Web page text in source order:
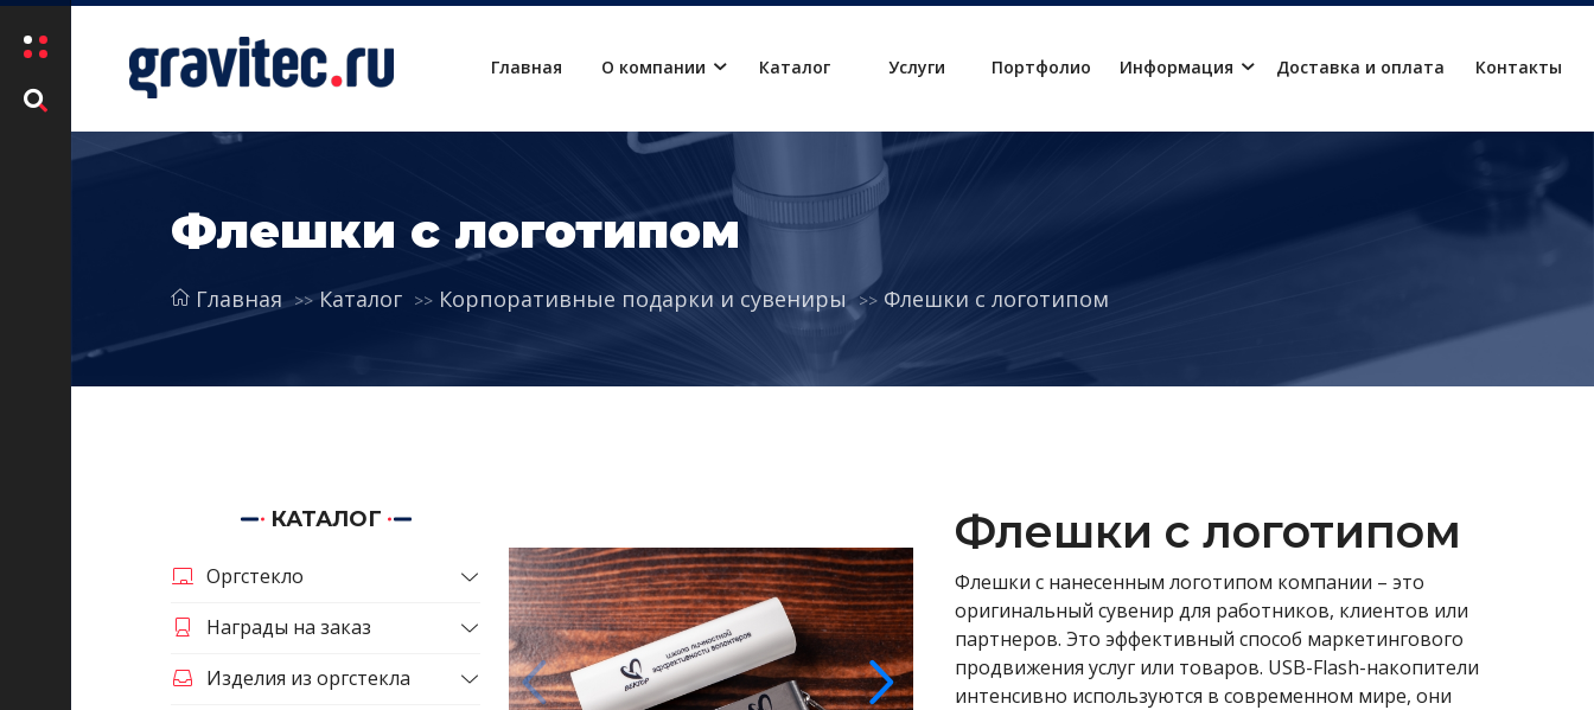
Главная О компании Каталог Услуги Портфолио Информация Доставка и оплата Контакты
Флешки с логотипом
Главная Каталог Корпоративные подарки и сувениры Флешки с логотипом
КАТАЛОГ
Оргстекло
Награды на заказ
Изделия из оргстекла
Флешки с логотипом
Флешки с нанесенным логотипом компании – это
оригинальный сувенир для работников, клиентов или
партнеров. Это эффективный способ маркетингового
продвижения услуг или товаров. USB-Flash-накопители
интенсивно используются в современном мире, они